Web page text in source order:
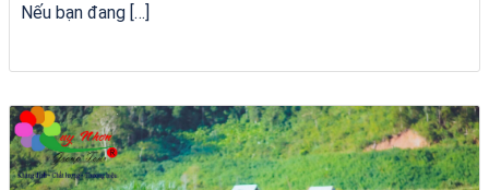
Nếu bạn đang […]
tour ghép Hòn Khô